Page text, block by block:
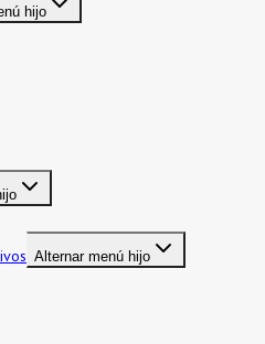
hijo
Alternar menú hijo